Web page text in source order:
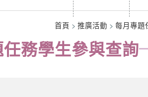
務學生參與查詢
首頁 > 推廣活動 > 每月專題